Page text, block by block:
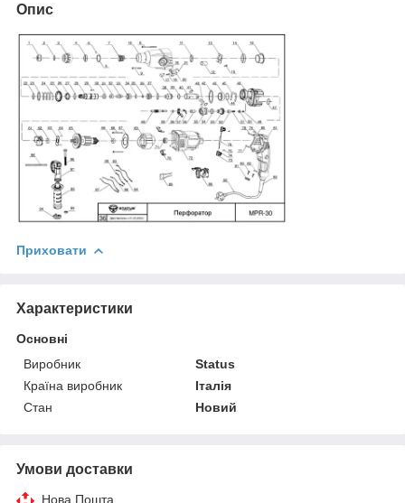
Опис
Приховати
Характеристики
Основні
Виробник
Status
Країна виробник
Італія
Стан
Новий
Умови доставки
Нова Пошта